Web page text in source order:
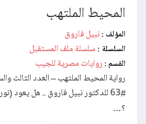
المحيط الملتهب
المؤلف : نبيل فاروق
السلسلة : سلسلة ملف المستقبل
القسم : روايات مصرية للجيب
رواية المحيط الملتهب – العدد الثالث
#63 للدكتور نبيل فاروق .. هل يعود
؟…